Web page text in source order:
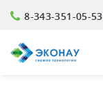
8-343-351-05-53